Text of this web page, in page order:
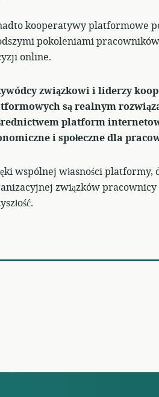
kooperatywy platformowe
pokoleniami
online.
związkowi i liderzy
są realnym
platform
i społeczne dla
wspólnej własności
związków